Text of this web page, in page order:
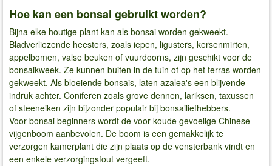
Hoe kan een bonsai gebruikt worden?
Bijna elke houtige plant kan als bonsai worden gekweekt.
Bladverliezende heesters, zoals iepen, ligusters, kersenmirten,
appelbomen, valse beuken of vuurdoorns, zijn geschikt voor de
bonsaikweek. Ze kunnen buiten in de tuin of op het terras worden
gekweekt. Als bloeiende bonsais, laten azalea's een blijvende
indruk achter. Coniferen zoals grove dennen, lariksen, taxussen
of steeneiken zijn bijzonder populair bij bonsailiefhebbers.
Voor bonsai beginners wordt de voor koude gevoelige Chinese
vijgenboom aanbevolen. De boom is een gemakkelijk te
verzorgen kamerplant die zijn plaats op de vensterbank vindt en
een enkele verzorgingsfout vergeeft.